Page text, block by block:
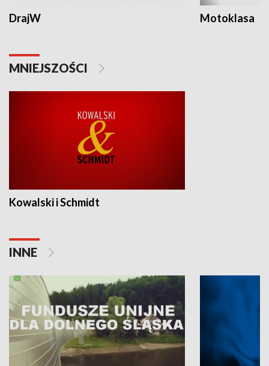
DrajW Motoklasa
MNIEJSZOŚCI
Kowalski i Schmidt
INNE